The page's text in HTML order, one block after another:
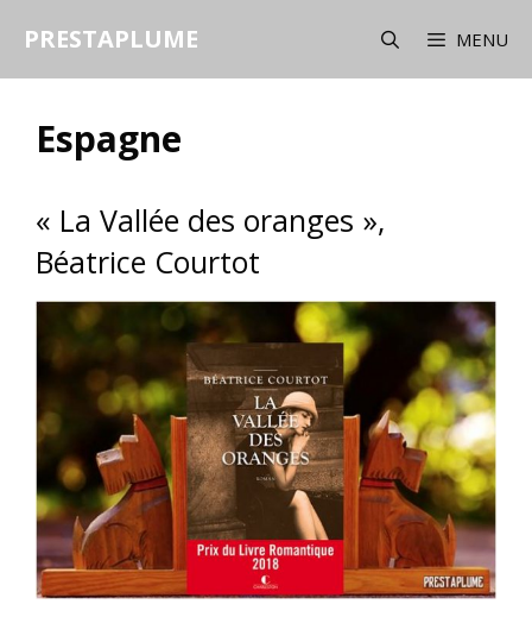
PRESTAPLUME MENU
Espagne
« La Vallée des oranges »,
Béatrice Courtot